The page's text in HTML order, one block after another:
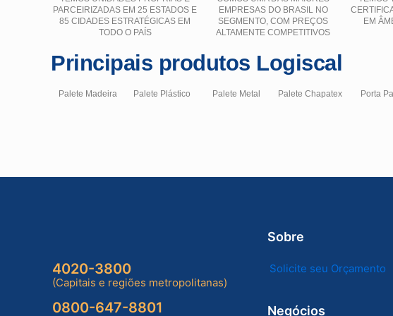
PARCEIRIZADAS EM 25 ESTADOS E
85 CIDADES ESTRATÉGICAS EM
TODO O PAÍS
EMPRESAS DO BRASIL NO
SEGMENTO, COM PREÇOS
ALTAMENTE COMPETITIVOS
EM
Principais produtos Logiscal
Palete Madeira Palete Plástico Palete Metal Palete Chapatex Porta
4020-3800
(Capitais e regiões metropolitanas)
0800-647-8801
Sobre
Solicite seu Orçamento
Negócios